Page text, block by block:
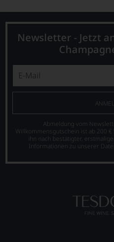
Newsletter - Jetzt
Abmeldung vom
Willkommensgutschein ist ab 200
ihn nach bestätigter,
Informationen zu unserer